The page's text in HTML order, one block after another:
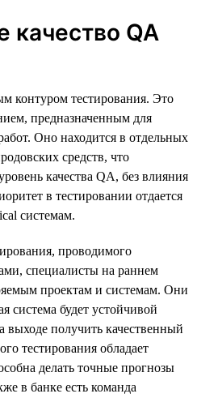
качество QA
контуром тестирования. Это
предназначенным для
Оно находится в отдельных
средств, что
качества QA, без влияния
в тестировании отдается
системам.
проводимого
специалисты на раннем
проектам и системам. Они
система будет устойчивой
получить качественный
тестирования обладает
делать точные прогнозы
в банке есть команда